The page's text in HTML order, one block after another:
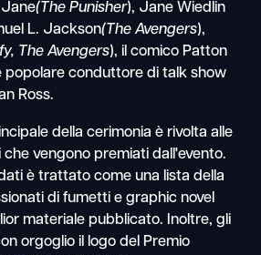
Jane(The Punisher), Jane Wiedlin
L. Jackson(The Avengers),
The Avengers), il comico Patton
popolare conduttore di talk show
Ross.
della cerimonia è rivolta alle
vengono premiati dall'evento.
è trattato come una lista della
di fumetti e graphic novel
materiale pubblicato. Inoltre, gli
orgoglio il logo del Premio